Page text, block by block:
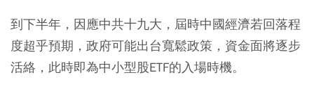
到下半年，因應中共十九大，屆時中國經濟若回落程
度超乎預期，政府可能出台寬鬆政策，資金面將逐步
活絡，此時即為中小型股ETF的入場時機。